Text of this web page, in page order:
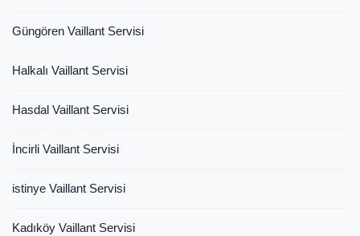
Güngören Vaillant Servisi
Halkalı Vaillant Servisi
Hasdal Vaillant Servisi
İncirli Vaillant Servisi
istinye Vaillant Servisi
Kadıköy Vaillant Servisi